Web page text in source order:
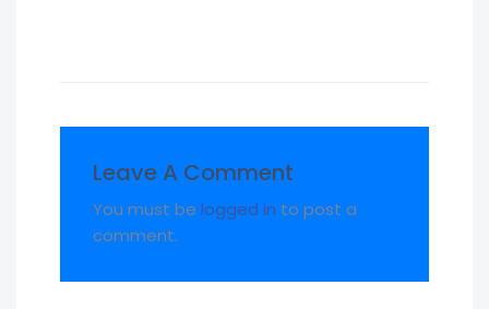
Leave A Comment
You must be logged in to post a
comment.